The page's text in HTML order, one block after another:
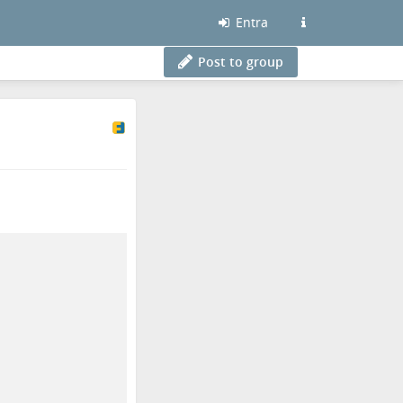
Entra
Post to group